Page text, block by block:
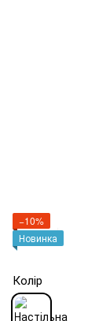
−10%
Новинка
Колір